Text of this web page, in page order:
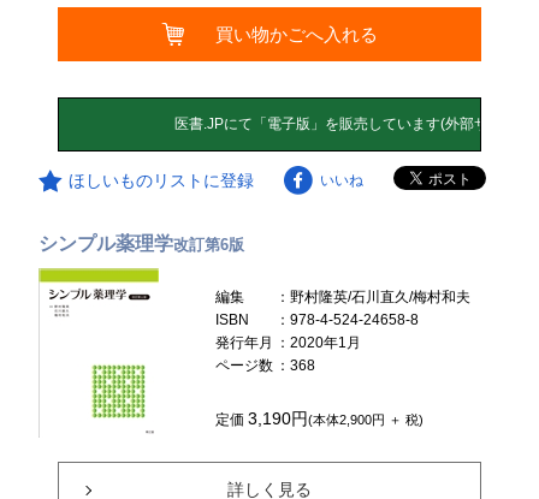
買い物かごへ入れる
ほしいものリストに登録 いいね
シンプル薬理学改訂第6版
編集
：野村隆英/石川直久/梅村和夫
ISBN
：978-4-524-24658-8
発行年月
：2020年1月
ページ数 ：368
定価3,190円(本体2,900円 ＋ 税)
詳しく見る